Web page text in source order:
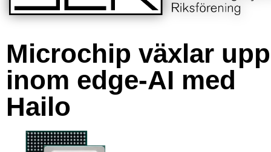
Microchip växlar upp
inom edge-AI med
Hailo